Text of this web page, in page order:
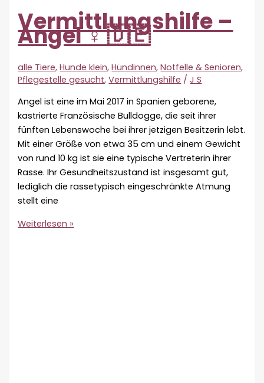
Vermittlungshilfe –
Angel ♀ 🇩🇪
alle Tiere,Hunde klein,Hündinnen,Notfelle & Senioren,
Pflegestelle gesucht,Vermittlungshilfe /J S
Angel ist eine im Mai 2017 in Spanien geborene,
kastrierte Französische Bulldogge, die seit ihrer
fünften Lebenswoche bei ihrer jetzigen Besitzerin lebt.
Mit einer Größe von etwa 35 cm und einem Gewicht
von rund 10 kg ist sie eine typische Vertreterin ihrer
Rasse. Ihr Gesundheitszustand ist insgesamt gut,
lediglich die rassetypisch eingeschränkte Atmung
stellt eine
Vermittlungshilfe
Weiterlesen »